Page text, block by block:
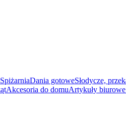
SpiżarniaDania gotoweSłodycze,
Akcesoria do domuArtykuły